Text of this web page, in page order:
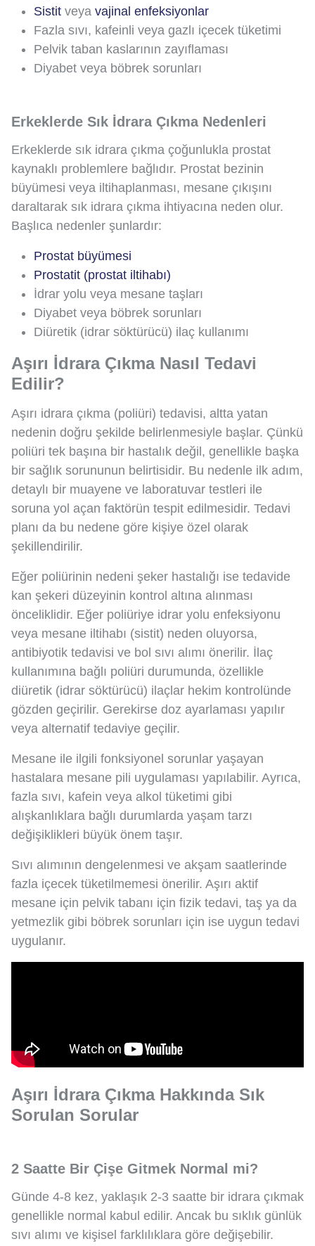
Sistit veya vajinal enfeksiyonlar
Fazla sıvı, kafeinli veya gazlı içecek tüketimi
Pelvik taban kaslarının zayıflaması
Diyabet veya böbrek sorunları
Erkeklerde Sık İdrara Çıkma Nedenleri
Erkeklerde sık idrara çıkma çoğunlukla prostat
kaynaklı problemlere bağlıdır. Prostat bezinin
büyümesi veya iltihaplanması, mesane çıkışını
daraltarak sık idrara çıkma ihtiyacına neden olur.
Başlıca nedenler şunlardır:
Prostat büyümesi
Prostatit (prostat iltihabı)
İdrar yolu veya mesane taşları
Diyabet veya böbrek sorunları
Diüretik (idrar söktürücü) ilaç kullanımı
Aşırı İdrara Çıkma Nasıl Tedavi
Edilir?
Aşırı idrara çıkma (poliüri) tedavisi, altta yatan
nedenin doğru şekilde belirlenmesiyle başlar. Çünkü
poliüri tek başına bir hastalık değil, genellikle başka
bir sağlık sorununun belirtisidir. Bu nedenle ilk adım,
detaylı bir muayene ve laboratuvar testleri ile
soruna yol açan faktörün tespit edilmesidir. Tedavi
planı da bu nedene göre kişiye özel olarak
şekillendirilir.
Eğer poliürinin nedeni şeker hastalığı ise tedavide
kan şekeri düzeyinin kontrol altına alınması
önceliklidir. Eğer poliüriye idrar yolu enfeksiyonu
veya mesane iltihabı (sistit) neden oluyorsa,
antibiyotik tedavisi ve bol sıvı alımı önerilir. İlaç
kullanımına bağlı poliüri durumunda, özellikle
diüretik (idrar söktürücü) ilaçlar hekim kontrolünde
gözden geçirilir. Gerekirse doz ayarlaması yapılır
veya alternatif tedaviye geçilir.
Mesane ile ilgili fonksiyonel sorunlar yaşayan
hastalara mesane pili uygulaması yapılabilir. Ayrıca,
fazla sıvı, kafein veya alkol tüketimi gibi
alışkanlıklara bağlı durumlarda yaşam tarzı
değişiklikleri büyük önem taşır.
Sıvı alımının dengelenmesi ve akşam saatlerinde
fazla içecek tüketilmemesi önerilir. Aşırı aktif
mesane için pelvik tabanı için fizik tedavi, taş ya da
yetmezlik gibi böbrek sorunları için ise uygun tedavi
uygulanır.
Aşırı İdrara Çıkma Hakkında Sık
Sorulan Sorular
2 Saatte Bir Çişe Gitmek Normal mi?
Günde 4-8 kez, yaklaşık 2-3 saatte bir idrara çıkmak
genellikle normal kabul edilir. Ancak bu sıklık günlük
sıvı alımı ve kişisel farklılıklara göre değişebilir.